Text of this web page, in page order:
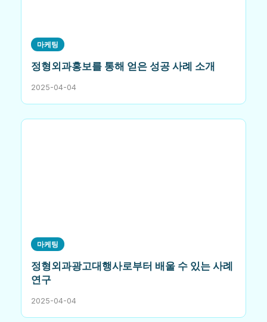
마케팅
정형외과홍보를 통해 얻은 성공 사례 소개
2025-04-04
마케팅
정형외과광고대행사로부터 배울 수 있는 사례
연구
2025-04-04